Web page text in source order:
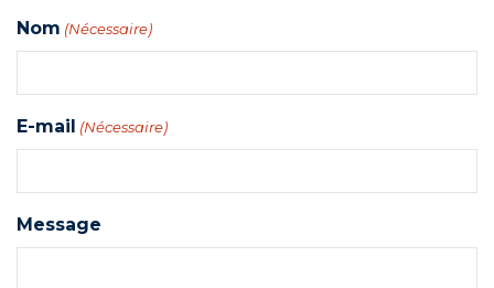
Nom (Nécessaire)
E-mail (Nécessaire)
Message